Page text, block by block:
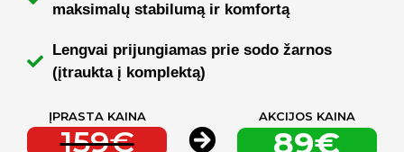
maksimalų stabilumą ir komfortą
Lengvai prijungiamas prie sodo žarnos
(įtraukta į komplektą)
ĮPRASTA KAINA
159€
AKCIJOS KAINA
89€